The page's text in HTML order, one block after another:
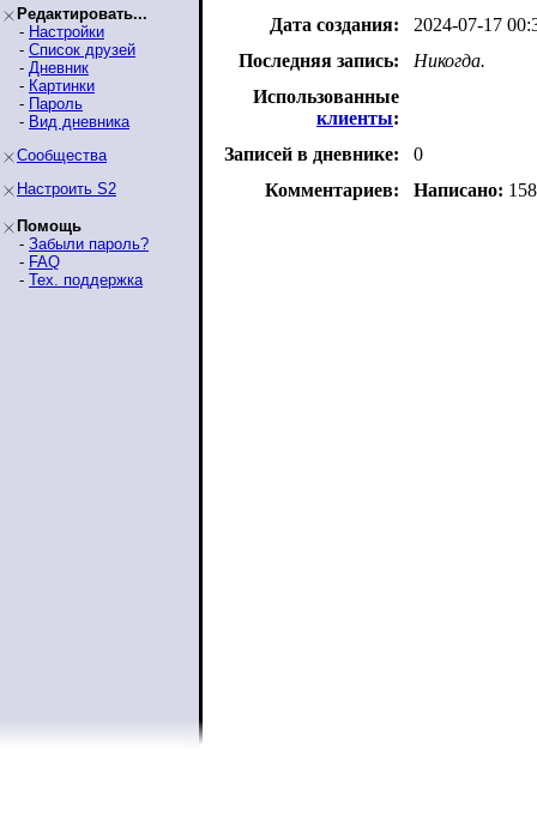
Редактировать...
- Настройки
- Список друзей
- Дневник
- Картинки
- Пароль
- Вид дневника
Сообщества
Настроить S2
Помощь
- Забыли пароль?
- FAQ
- Тех. поддержка
Дата создания:
2024-07-17
Последняя запись:
Никогда.
Использованные
клиенты:
Записей в дневнике:
0
Комментариев:
Написано: